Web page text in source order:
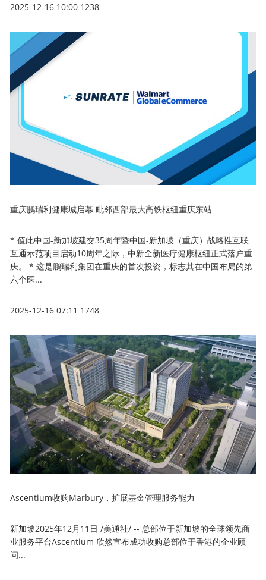
2025-12-16 10:00 1238
重庆鹏瑞利健康城启幕 毗邻西部最大高铁枢纽重庆东站
* 值此中国-新加坡建交35周年暨中国-新加坡（重庆）战略性互联
互通示范项目启动10周年之际，中新全新医疗健康枢纽正式落户重
庆。 * 这是鹏瑞利集团在重庆的首次投资，标志其在中国布局的第
六个医...
2025-12-16 07:11 1748
Ascentium收购Marbury，扩展基金管理服务能力
新加坡2025年12月11日 /美通社/ -- 总部位于新加坡的全球领先商
业服务平台Ascentium 欣然宣布成功收购总部位于香港的企业顾
问...